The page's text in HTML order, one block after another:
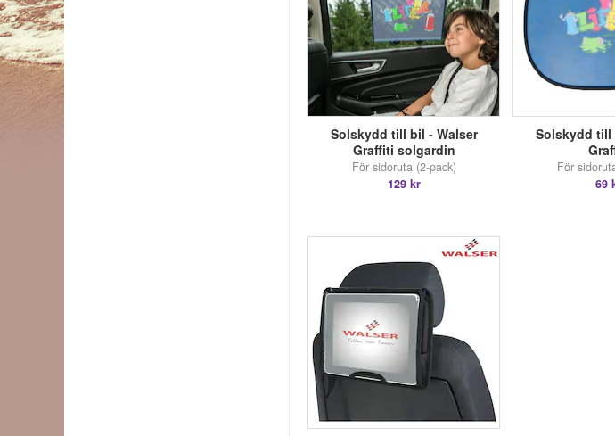
Solskydd till bil - Walser
Graffiti solgardin
För sidoruta (2-pack)
129 kr
Solskydd till
För
69